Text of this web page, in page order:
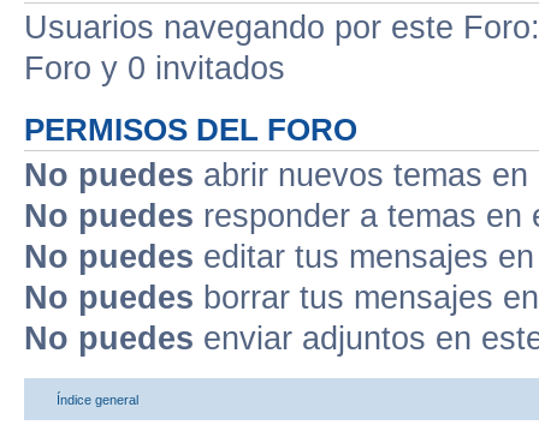
Usuarios navegando por este
Foro y 0 invitados
PERMISOS DEL FORO
No puedes abrir nuevos temas
No puedes responder a temas en
No puedes editar tus mensajes
No puedes borrar tus mensajes
No puedes enviar adjuntos en
Índice general